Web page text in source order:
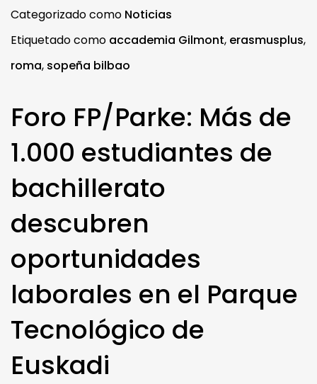
Categorizado como Noticias
Etiquetado como accademia Gilmont, erasmusplus,
roma, sopeña bilbao
Foro FP/Parke: Más de
1.000 estudiantes de
bachillerato
descubren
oportunidades
laborales en el Parque
Tecnológico de
Euskadi